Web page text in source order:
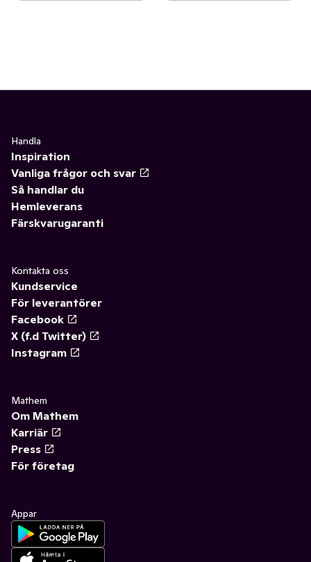
Handla
Inspiration
Vanliga frågor och svar
Så handlar du
Hemleverans
Färskvarugaranti
Kontakta oss
Kundservice
För leverantörer
Facebook
X (f.d Twitter)
Instagram
Mathem
Om Mathem
Karriär
Press
För företag
Appar